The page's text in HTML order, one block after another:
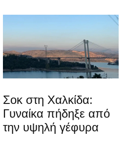
Σοκ στη Χαλκίδα:
Γυναίκα πήδηξε από
την υψηλή γέφυρα